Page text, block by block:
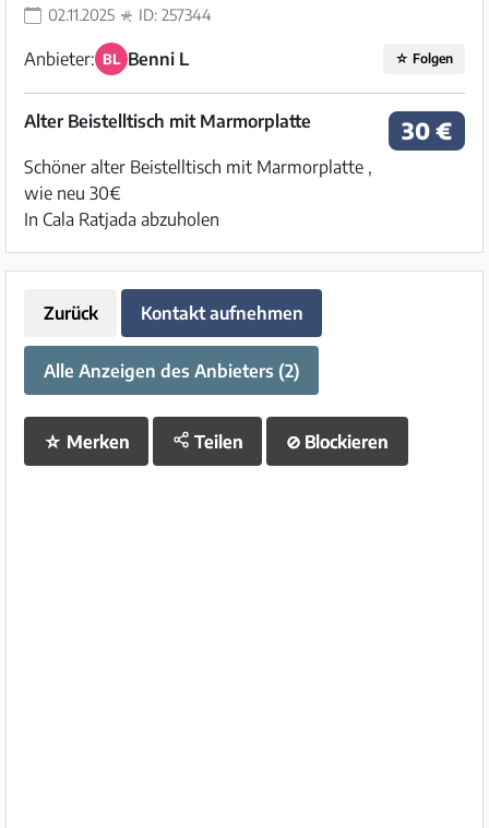
02.11.2025 ID: 257344
Anbieter: BL Benni L ☆ Folgen
30 €
Alter Beistelltisch mit Marmorplatte
Schöner alter Beistelltisch mit Marmorplatte ,
wie neu 30€
In Cala Ratjada abzuholen
Zurück Kontakt aufnehmen
Alle Anzeigen des Anbieters (2)
☆ Merken Teilen ⊘ Blockieren